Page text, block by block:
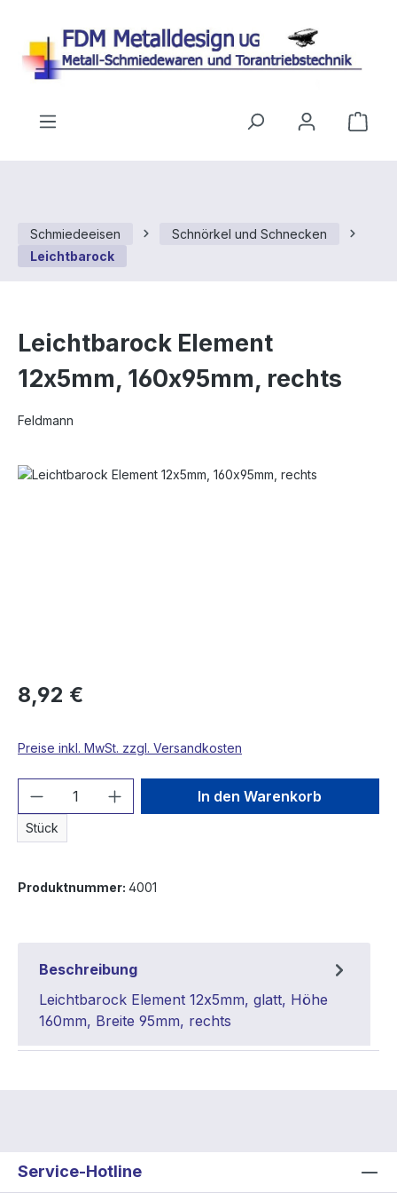
Schmiedeeisen
Schnörkel und Schnecken
Leichtbarock
Leichtbarock Element
12x5mm, 160x95mm, rechts
Feldmann
Bildergalerie überspringen
8,92 €
Preise inkl. MwSt. zzgl. Versandkosten
Produkt Anzahl: Gib den
Stück
In den Warenkorb
Produktnummer: 4001
Beschreibung
Leichtbarock Element 12x5mm, glatt, Höhe
160mm, Breite 95mm, rechts
Service-Hotline